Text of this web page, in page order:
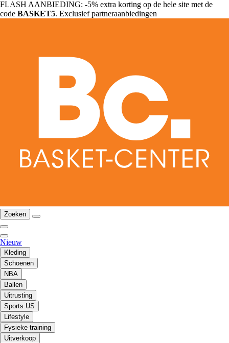
FLASH AANBIEDING: -5% extra korting op de hele site met de
code BASKET5. Exclusief partneraanbiedingen
Zoeken
Nieuw
Kleding
Schoenen
NBA
Ballen
Uitrusting
Sports US
Lifestyle
Fysieke training
Uitverkoop